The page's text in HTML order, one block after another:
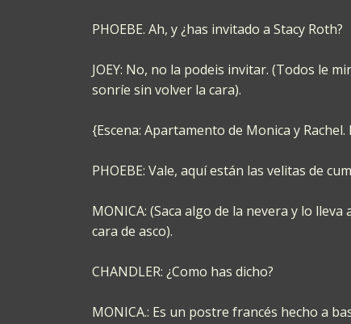
PHOEBE. Ah, y ¿has invitado a Stacy Roth?
JOEY: No, no la podeis invitar. (Todos le
sonríe sin volver la cara).
{Escena: Apartamento de Monica y
PHOEBE: Vale, aquí están las velitas de
MONICA: (Saca algo de la nevera y lo
cara de asco).
CHANDLER: ¿Como has dicho?
MONICA.: Es un postre francés hecho a